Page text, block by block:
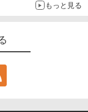
もっと見る